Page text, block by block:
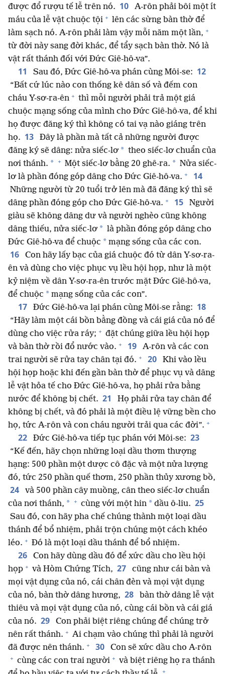
được đổ rượu tế lễ trên nó. 10
A-rôn phải bôi một ít
máu của lễ vật chuộc tội + lên các sừng bàn thờ để
làm sạch nó. A-rôn phải làm vậy mỗi năm một lần, +
từ đời này sang đời khác, để tẩy sạch bàn thờ. Nó là
vật rất thánh đối với Đức Giê-hô-va”.
11 Sau đó, Đức Giê-hô-va phán cùng Môi-se: 12
“Bất cứ lúc nào con thống kê dân số và đếm con
cháu Y-sơ-ra-ên + thì mỗi người phải trả một giá
chuộc mạng sống của mình cho Đức Giê-hô-va, để khi
họ được đăng ký thì không có tai vạ nào giáng trên
họ. 13
Đây là phần mà tất cả những người được
đăng ký sẽ dâng: nửa siếc-lơ * theo siếc-lơ chuẩn của
nơi thánh. * + Một siếc-lơ bằng 20 ghê-ra. * Nửa siếc-
lơ là phần đóng góp dâng cho Đức Giê-hô-va. + 14
Những người từ 20 tuổi trở lên mà đã đăng ký thì sẽ
dâng phần đóng góp cho Đức Giê-hô-va. + 15
Người
giàu sẽ không dâng dư và người nghèo cũng không
dâng thiếu, nửa siếc-lơ * là phần đóng góp dâng cho
Đức Giê-hô-va để chuộc * mạng sống của các con.
16
Con hãy lấy bạc của giá chuộc đó từ dân Y-sơ-ra-
ên và dùng cho việc phục vụ lều hội họp, như là một
kỷ niệm về dân Y-sơ-ra-ên trước mặt Đức Giê-hô-va,
để chuộc * mạng sống của các con”.
17 Đức Giê-hô-va lại phán cùng Môi-se rằng: 18
“Hãy làm một cái bồn bằng đồng và cái giá của nó để
dùng cho việc rửa ráy; + đặt chúng giữa lều hội họp
và bàn thờ rồi đổ nước vào. + 19
A-rôn và các con
trai người sẽ rửa tay chân tại đó. + 20
Khi vào lều
hội họp hoặc khi đến gần bàn thờ để phục vụ và dâng
lễ vật hỏa tế cho Đức Giê-hô-va, họ phải rửa bằng
nước để không bị chết. 21
Họ phải rửa tay chân để
không bị chết, và đó phải là một điều lệ vững bền cho
họ, tức A-rôn và con cháu người trải qua các đời”. +
22 Đức Giê-hô-va tiếp tục phán với Môi-se: 23
“Kế đến, hãy chọn những loại dầu thơm thượng
hạng: 500 phần một dược cô đặc và một nửa lượng
đó, tức 250 phần quế thơm, 250 phần thủy xương bồ,
24
và 500 phần cây muồng, cân theo siếc-lơ chuẩn
của nơi thánh, * + cùng với một hin * dầu ô-liu. 25
Sau đó, con hãy pha chế chúng thành một loại dầu
thánh để bổ nhiệm, phải trộn chúng một cách khéo
léo. + Đó là một loại dầu thánh để bổ nhiệm.
26
Con hãy dùng dầu đó để xức dầu cho lều hội
họp + và Hòm Chứng Tích, 27
cũng như cái bàn và
mọi vật dụng của nó, cái chân đèn và mọi vật dụng
của nó, bàn thờ dâng hương, 28
bàn thờ dâng lễ vật
thiêu và mọi vật dụng của nó, cùng cái bồn và cái giá
của nó. 29
Con phải biệt riêng chúng để chúng trở
nên rất thánh. + Ai chạm vào chúng thì phải là người
đã được nên thánh. + 30 Con sẽ xức dầu cho A-rôn
+ cùng các con trai người + và biệt riêng họ ra thánh
+